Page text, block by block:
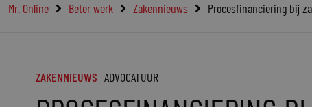
Mr. Online Beter werk Zakennieuws Procesfinanciering bij
ZAKENNIEUWS ADVOCATUUR